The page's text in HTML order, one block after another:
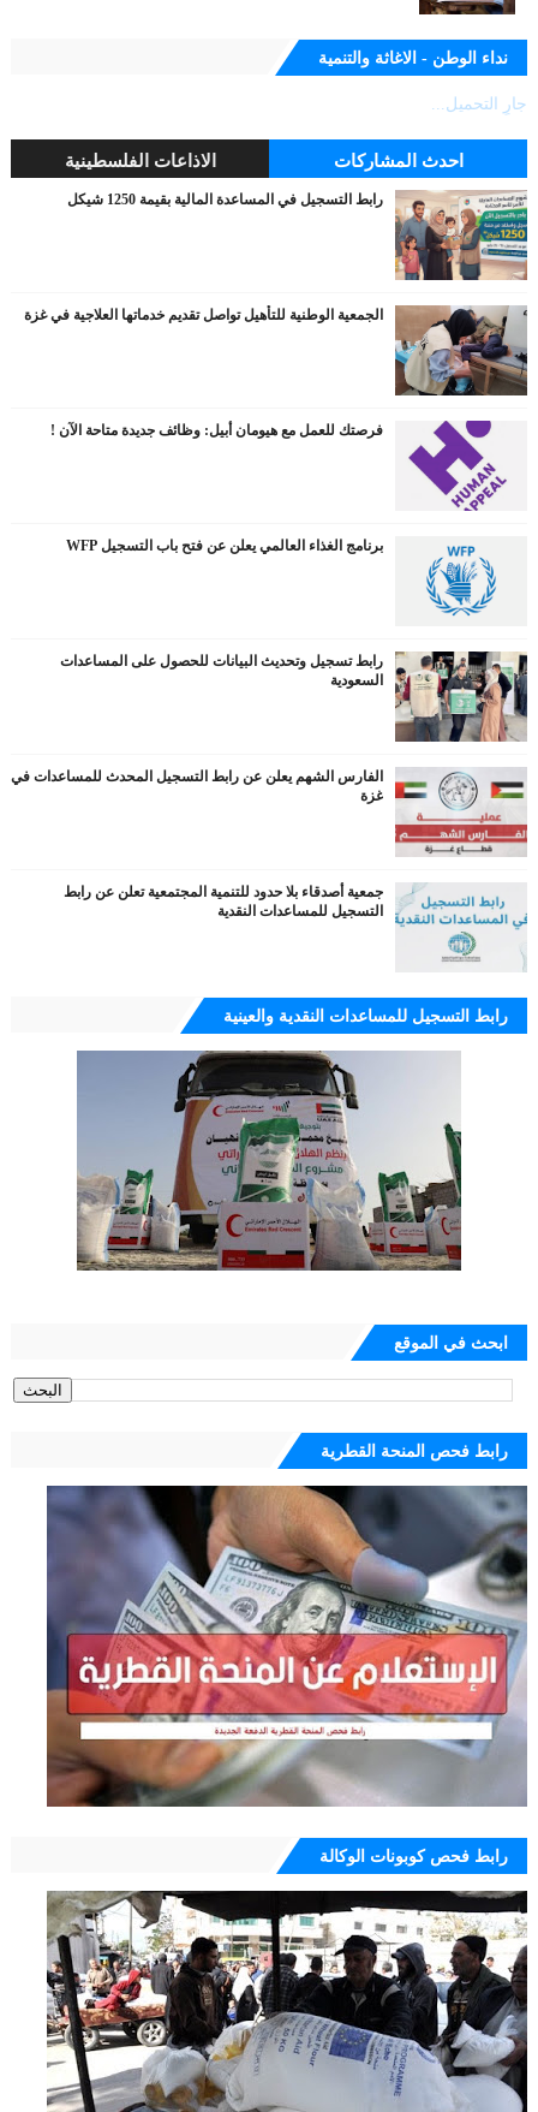
نداء الوطن - الاغاثة والتنمية
جارٍ التحميل...
احدث المشاركات الاذاعات الفلسطينية
رابط التسجيل في المساعدة المالية بقيمة 1250 شيكل
الجمعية الوطنية للتأهيل تواصل تقديم خدماتها العلاجية في غزة
فرصتك للعمل مع هيومان أبيل: وظائف جديدة متاحة الآن !
برنامج الغذاء العالمي يعلن عن فتح باب التسجيل WFP
رابط تسجيل وتحديث البيانات للحصول على المساعدات
السعودية
الفارس الشهم يعلن عن رابط التسجيل المحدث للمساعدات في
غزة
جمعية أصدقاء بلا حدود للتنمية المجتمعية تعلن عن رابط
التسجيل للمساعدات النقدية
رابط التسجيل للمساعدات النقدية والعينية
ابحث في الموقع
رابط فحص المنحة القطرية
رابط فحص كوبونات الوكالة